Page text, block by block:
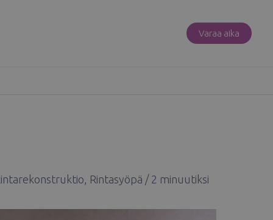
Varaa aika
, Rintasyöpä / 2 minuutiksi